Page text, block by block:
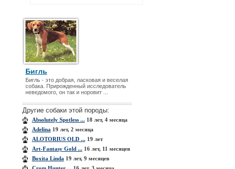
Бигль
Бигль - это добрая, ласковая и веселая
собака. Прирожденный исследова­тель
неведомого, он так и норовит ...
Другие собаки этой породы:
Absolutely Spotless ...18 лет, 4 месяца
Adelina 19 лет, 2 месяца
ALOTORIUS OLD ...19 лет
Art-Fantasy Gold ...16 лет, 11 месяцев
Boxita Linda 19 лет, 9 месяцев